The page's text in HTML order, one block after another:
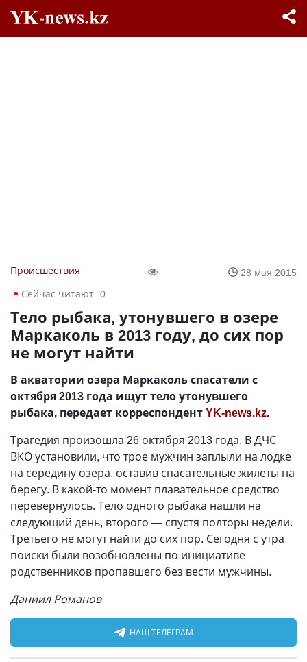
Происшествия
28 мая 2015
Сейчас читают: 0
Тело рыбака, утонувшего в озере
Маркаколь в 2013 году, до сих пор
не могут найти
В акватории озера Маркаколь спасатели с
октября 2013 года ищут тело утонувшего
рыбака, передает корреспондентYK-news.kz.
Трагедия произошла 26 октября 2013 года. В ДЧС
ВКО установили, что трое мужчин заплыли на лодке
на середину озера, оставив спасательные жилеты на
берегу. В какой-то момент плавательное средство
перевернулось. Тело одного рыбака нашли на
следующий день, второго — спустя полторы недели.
Третьего не могут найти до сих пор. Сегодня с утра
поиски были возобновлены по инициативе
родственников пропавшего без вести мужчины.
Даниил Романов
НАШ ТЕЛЕГРАМ